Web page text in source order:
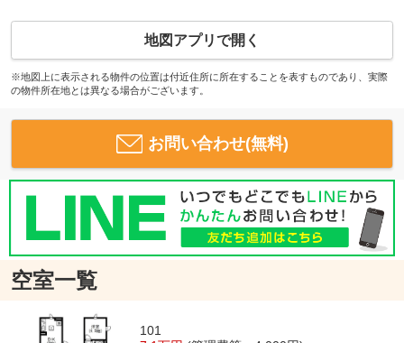
地図アプリで開く
※地図上に表示される物件の位置は付近住所に所在することを表すものであり、実際
の物件所在地とは異なる場合がございます。
お問い合わせ(無料)
空室一覧
101